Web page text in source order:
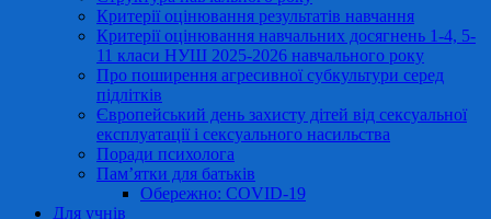
Критерії оцінювання результатів навчання
Критерії оцінювання навчальних досягнень 1-4, 5-
11 класи НУШ 2025-2026 навчального року
Про поширення агресивної субкультури серед
підлітків
Європейський день захисту дітей від сексуальної
експлуатації і сексуального насильства
Поради психолога
Пам’ятки для батьків
Обережно: COVID-19
Для учнів